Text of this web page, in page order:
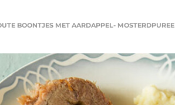
BOONTJES MET AARDAPPEL- MOSTERDPUREE